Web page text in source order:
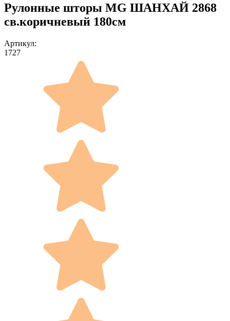
Рулонные шторы MG ШАНХАЙ 2868
св.коричневый 180см
Артикул:
1727